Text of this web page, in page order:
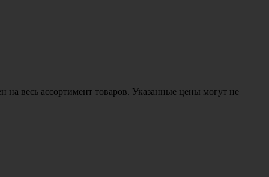
весь ассортимент товаров. Указанные цены могут не